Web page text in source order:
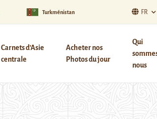
Turkménistan FR
Carnets d’Asie
centrale
Acheter nos
Photos du jour
Qui
nous